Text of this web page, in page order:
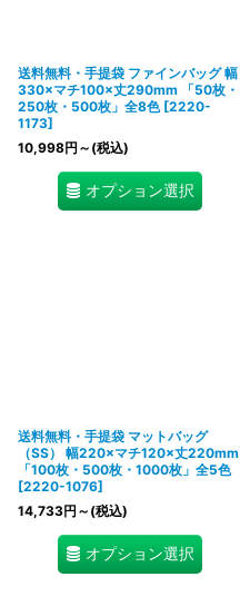
送料無料・手提袋 ファインバッグ 幅
330×マチ100×丈290mm 「50枚・
250枚・500枚」全8色 [2220-
1173]
10,998円 ～ (税込)
オプション選択
送料無料・手提袋 マットバッグ
（SS） 幅220×マチ120×丈220mm
「100枚・500枚・1000枚」全5色
[2220-1076]
14,733円 ～ (税込)
オプション選択